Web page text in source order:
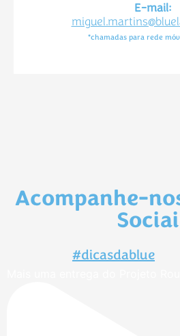
E-mail:
*chamadas para rede
Acompanhe-
#dicasdablue
Mais uma entrega do Projeto